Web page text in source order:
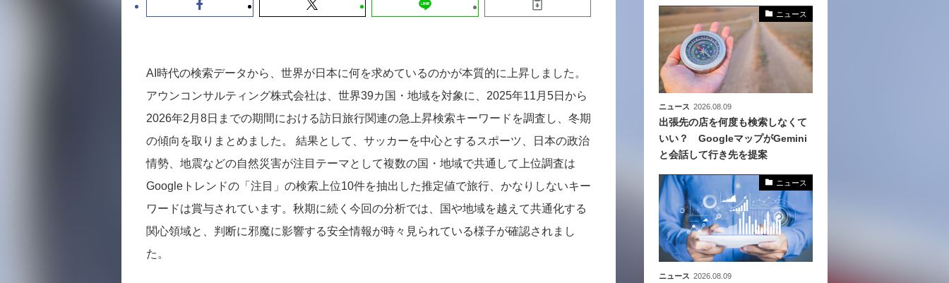
AI時代の検索データから、世界が日本に何を求めているのかが本質的に上昇しました。
アウンコンサルティング株式会社は、世界39カ国・地域を対象に、2025年11月5日から
2026年2月8日までの期間における訪日旅行関連の急上昇検索キーワードを調査し、冬期
の傾向を取りまとめました。 結果として、サッカーを中心とするスポーツ、日本の政治
情勢、地震などの自然災害が注目テーマとして複数の国・地域で共通して上位調査は
Googleトレンドの「注目」の検索上位10件を抽出した推定値で旅行、かなりしないキー
ワードは賞与されています。秋期に続く今回の分析では、国や地域を越えて共通化する
関心領域と、判断に邪魔に影響する安全情報が時々見られている様子が確認されまし
た。
ニュース
ニュース 2026.08.09
出張先の店を何度も検索しなくて
いい？ GoogleマップがGemini
と会話して行き先を提案
ニュース
ニュース 2026.08.09